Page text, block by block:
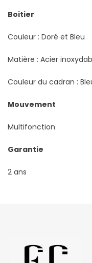
Boitier
Couleur : Doré et Bleu
Matière : Acier
Couleur du cadran :
Mouvement
Multifonction
Garantie
2 ans